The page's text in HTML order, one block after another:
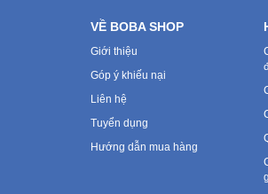
VỀ BOBA SHOP
Giới thiệu
Góp ý khiếu nại
Liên hệ
Tuyển dụng
Hướng dẫn mua hàng